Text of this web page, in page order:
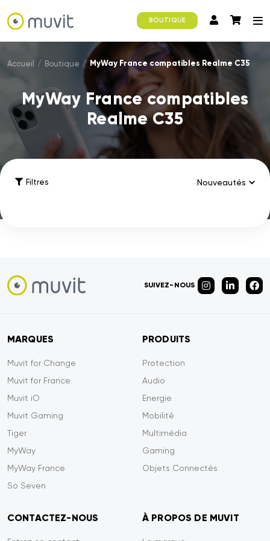
BOUTIQUE
Accueil / Boutique / MyWay France compatibles Realme C35
MyWay France compatibles
Realme C35
Filtres
SUIVEZ-NOUS
MARQUES
Muvit for Change
Muvit for France
Muvit iO
Muvit Gaming
Tiger
MyWay
MyWay France
So Seven
PRODUITS
Protection
Audio
Energie
Mobilité
Multimédia
Gaming
Objets Connectés
CONTACTEZ-NOUS À PROPOS DE MUVIT